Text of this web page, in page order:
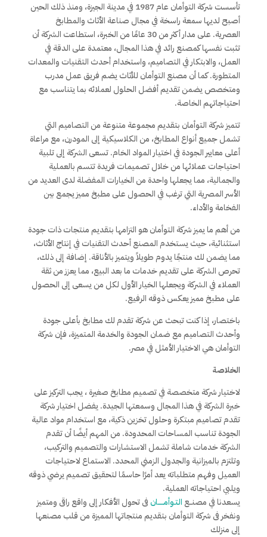
تأسست شركة التوأمان عام 1987 في مدينة الجيزة، ومنذ ذلك الحين
أصبح لديها سمعة راسخة في مجال صناعة الأثاث والمطابخ
العصرية. على مدار أكثر من 30 عامًا من الخبرة، استطاعت الشركة أن
تثبت نفسها كمصنع رائد في هذا المجال، معتمدة على الدقة في
العمل، والابتكار في التصاميم، واستخدام أحدث التقنيات والمعدات
المتطورة. كما أن مصنع التوأمان للأثاث يضم فريق عمل مدرب
ومتخصص يضمن تقديم أفضل الحلول لعملائه بما يتناسب مع
احتياجاتهم الخاصة.
تتميز شركة التوأمان بتقديم مجموعة متنوعة من التصاميم التي
تشمل جميع أنواع المطابخ، من الكلاسيكية إلى المودرن، مع مراعاة
أعلى معايير الجودة في اختيار المواد الخام. تسعى الشركة إلى تلبية
احتياجات عملائها من خلال تصميمات فريدة تتسم بالعملية
والجمالية، مما يجعلها واحدة من الخيارات المفضلة لدى العديد من
الأسر المصرية التي ترغب في الحصول على مطبخ مميز يجمع بين
الفخامة والأداء.
من أهم ما يميز شركة التوأمان هو التزامها بتقديم منتجات ذات جودة
استثنائية، حيث يستخدم المصنع أحدث التقنيات في إنتاج الأثاث،
مما يضمن لك منتجًا يدوم طويلاً ويتميز بالأناقة. إضافة إلى ذلك،
تحرص الشركة على تقديم خدمات ما بعد البيع، مما يعزز من ثقة
العملاء في الشركة ويجعلها الخيار الأول لكل من يسعى إلى الحصول
على مطبخ مميز يعكس ذوقه الرفيع.
باختصار، إذا كنت تبحث عن شركة تقدم لك مطابخ بأعلى جودة
وأحدث التصاميم مع ضمان الجودة والخدمة المتميزة، فإن شركة
التوأمان هي الاختيار الأمثل في مصر.
الخلاصة
لاختيار شركة متخصصة في تصميم مطابخ صغيرة ، يجب التركيز على
خبرة الشركة في هذا المجال وسمعتها الجيدة. يفضل اختيار شركة
تقدم تصاميم مبتكرة وحلول تخزين ذكية، مع استخدام مواد عالية
الجودة تناسب المساحات المحدودة. من المهم أيضًا أن تقدم
الشركة خدمات شاملة تشمل الاستشارات والتصميم والتركيب،
وتلتزم بالميزانية والجدول الزمني المحدد. الاستماع لاحتياجات
العميل وفهم متطلباته يعد أمرًا حاسمًا لتحقيق تصميم يرضي ذوقه
ويلبي احتياجاته العملية.
يسعدنا في مصنــع التـوأمـــــانفى تحول الأفكار إلى واقع راقى ومتميز
ونفخر فى شركة التوأمان بتقديم منتجاتها المميزة من قلب مصنعها
إلى منزلك